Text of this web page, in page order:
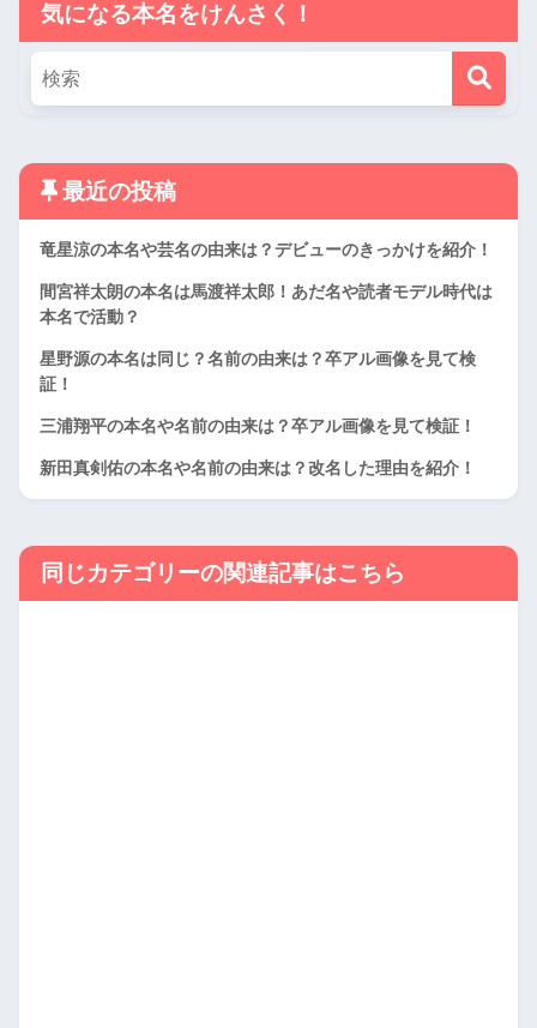
気になる本名をけんさく！
最近の投稿
竜星涼の本名や芸名の由来は？デビューのきっかけを紹介！
間宮祥太朗の本名は馬渡祥太郎！あだ名や読者モデル時代は
本名で活動？
星野源の本名は同じ？名前の由来は？卒アル画像を見て検
証！
三浦翔平の本名や名前の由来は？卒アル画像を見て検証！
新田真剣佑の本名や名前の由来は？改名した理由を紹介！
同じカテゴリーの関連記事はこちら